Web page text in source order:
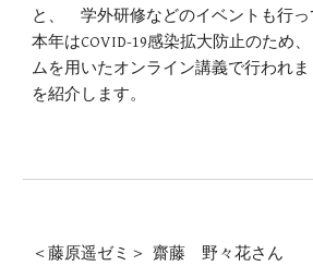
と、 学外研修などのイベントも行っ
本年はCOVID-19感染拡大防止のため
ムを用いたオンライン講義で行われ
を紹介します。
＜藤原遥ゼミ＞ 齋藤 野々花さん